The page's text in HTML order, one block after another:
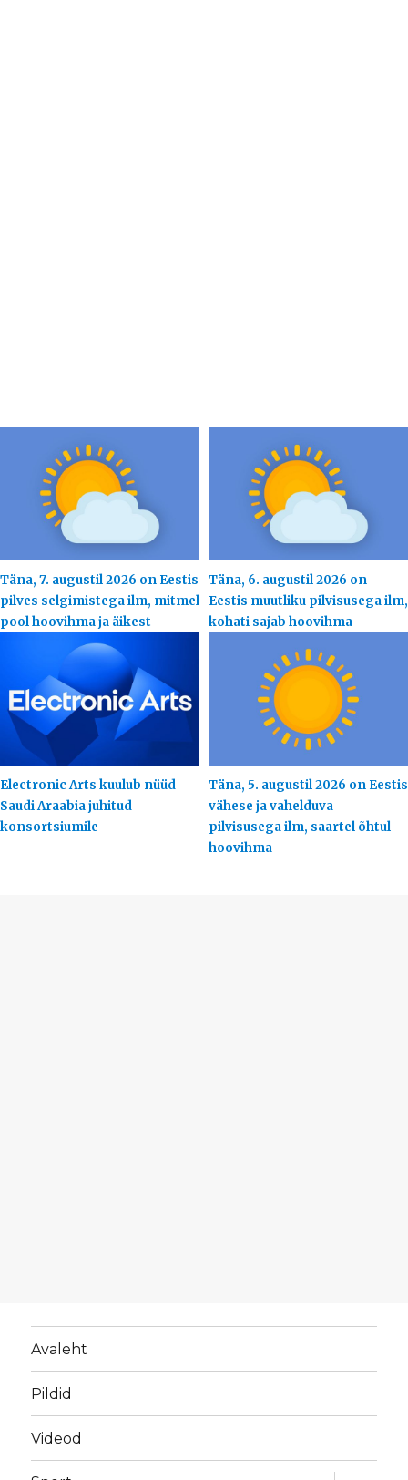
Täna, 7. augustil 2026 on Eestis
pilves selgimistega ilm, mitmel
pool hoovihma ja äikest
Täna, 6. augustil 2026 on
Eestis muutliku pilvisusega ilm,
kohati sajab hoovihma
Electronic Arts kuulub nüüd
Saudi Araabia juhitud
konsortsiumile
Täna, 5. augustil 2026 on Eestis
vähese ja vahelduva
pilvisusega ilm, saartel õhtul
hoovihma
Avaleht
Pildid
Videod